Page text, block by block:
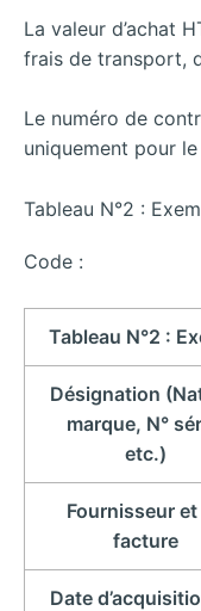
La valeur d’achat
frais de transport,
Le numéro de
uniquement pour
Tableau N°2 :
Code :
Tableau N°2 :
Désignation
marque, N°
etc.)
Fournisseur et
facture
Date